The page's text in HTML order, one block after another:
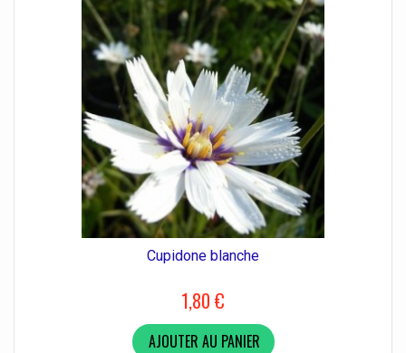
Cupidone blanche
1,80 €
AJOUTER AU PANIER